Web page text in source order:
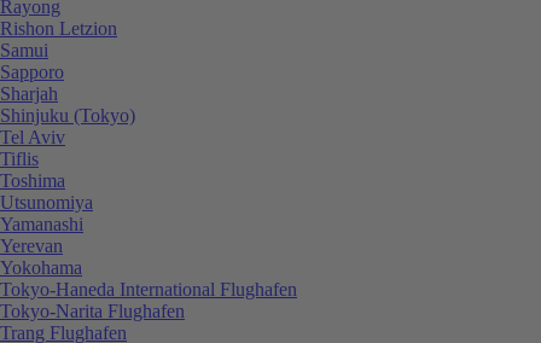
Rayong
Rishon Letzion
Samui
Sapporo
Sharjah
Shinjuku (Tokyo)
Tel Aviv
Tiflis
Toshima
Utsunomiya
Yamanashi
Yerevan
Yokohama
Tokyo-Haneda International Flughafen
Tokyo-Narita Flughafen
Trang Flughafen